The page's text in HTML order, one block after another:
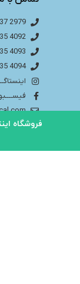
فروشگاه
2979 937 0937
4092 135 0935
4093 135 0935
4094 135 0935